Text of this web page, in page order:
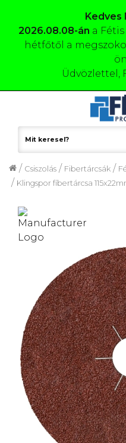
Kedves
2026.08.08-án a Fétis
hétfőtől a
Üdvözlettel,
Klingspor fíbertárcsa
/
/
Fibertárcsák
/
Csiszolás
/